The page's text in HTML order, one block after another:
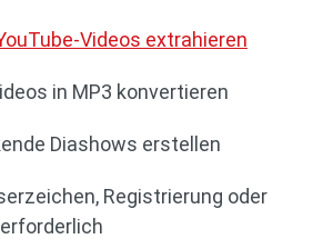
Videos extrahieren
in MP3 konvertieren
Diashows erstellen
Registrierung oder